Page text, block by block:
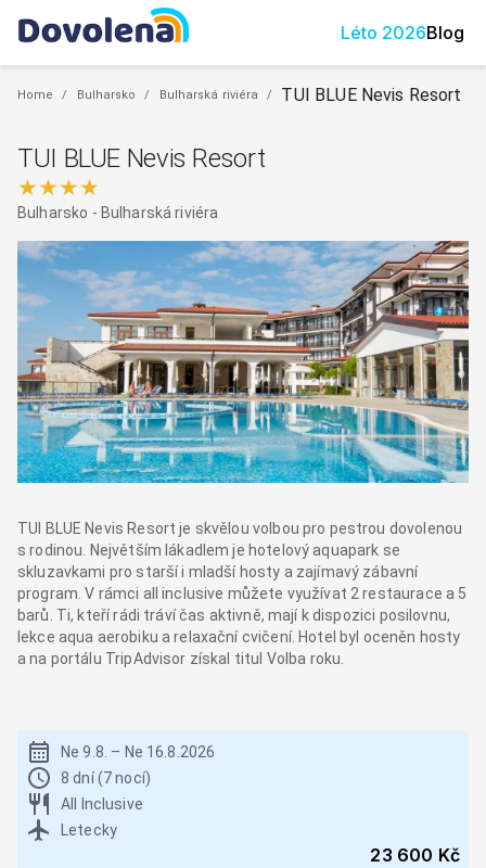
Léto 2026Blog
Home / Bulharsko / Bulharská riviéra / TUI BLUE Nevis Resort
TUI BLUE Nevis Resort
★★★★
Bulharsko - Bulharská riviéra
TUI BLUE Nevis Resort je skvělou volbou pro pestrou dovolenou
s rodinou. Největším lákadlem je hotelový aquapark se
skluzavkami pro starší i mladší hosty a zajímavý zábavní
program. V rámci all inclusive můžete využívat 2 restaurace a 5
barů. Ti, kteří rádi tráví čas aktivně, mají k dispozici posilovnu,
lekce aqua aerobiku a relaxační cvičení. Hotel byl oceněn hosty
a na portálu TripAdvisor získal titul Volba roku.
Ne 9.8. – Ne 16.8.2026
8 dní (7 nocí)
All Inclusive
Letecky
23 600 Kč